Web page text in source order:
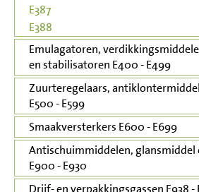
E387
E388
Emulagatoren,
en stabilisatoren E400 - E499
Zuurteregelaars,
E500 - E599
Smaakversterkers E600 - E699
Antischuimmiddelen, glansmiddel
E900 - E930
Drijf- en verpakkingsgassen E938 -